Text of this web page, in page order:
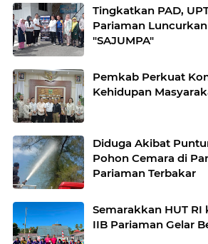
Tingkatkan PAD,
Pariaman
"SAJUMPA"
Pemkab Perkuat
Kehidupan
Diduga Akibat
Pohon Cemara di
Pariaman Terbakar
Semarakkan HUT RI
IIB Pariaman Gelar